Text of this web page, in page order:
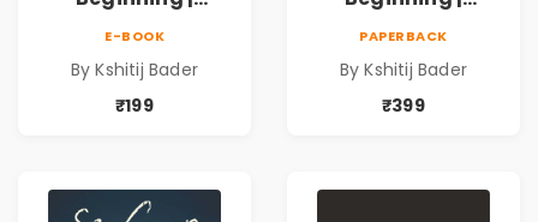
Philosophical
Poems by Kshitij
E-BOOK
By Kshitij Bader
₹199
Philosophical
Poems by Kshitij
PAPERBACK
By Kshitij Bader
₹399